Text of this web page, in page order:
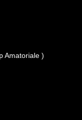
Amatoriale )